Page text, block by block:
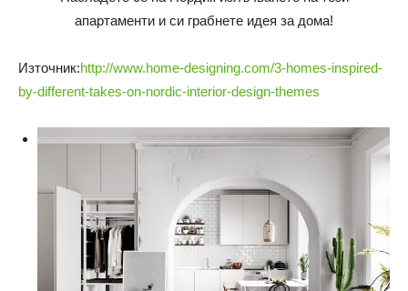
апартаменти и си грабнете идея за дома!
Източник:http://www.home-designing.com/3-homes-inspired-
by-different-takes-on-nordic-interior-design-themes